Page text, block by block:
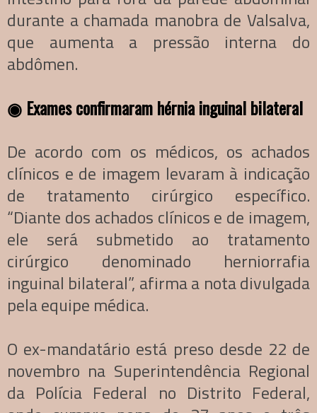
durante a chamada manobra de Valsalva,
que aumenta a pressão interna do
abdômen.
◉ Exames confirmaram hérnia inguinal bilateral
De acordo com os médicos, os achados
clínicos e de imagem levaram à indicação
de tratamento cirúrgico específico.
“Diante dos achados clínicos e de imagem,
ele será submetido ao tratamento
cirúrgico denominado herniorrafia
inguinal bilateral”, afirma a nota divulgada
pela equipe médica.
O ex-mandatário está preso desde 22 de
novembro na Superintendência Regional
da Polícia Federal no Distrito Federal,